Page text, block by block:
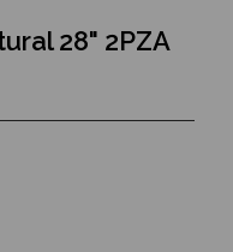
28" 2PZA